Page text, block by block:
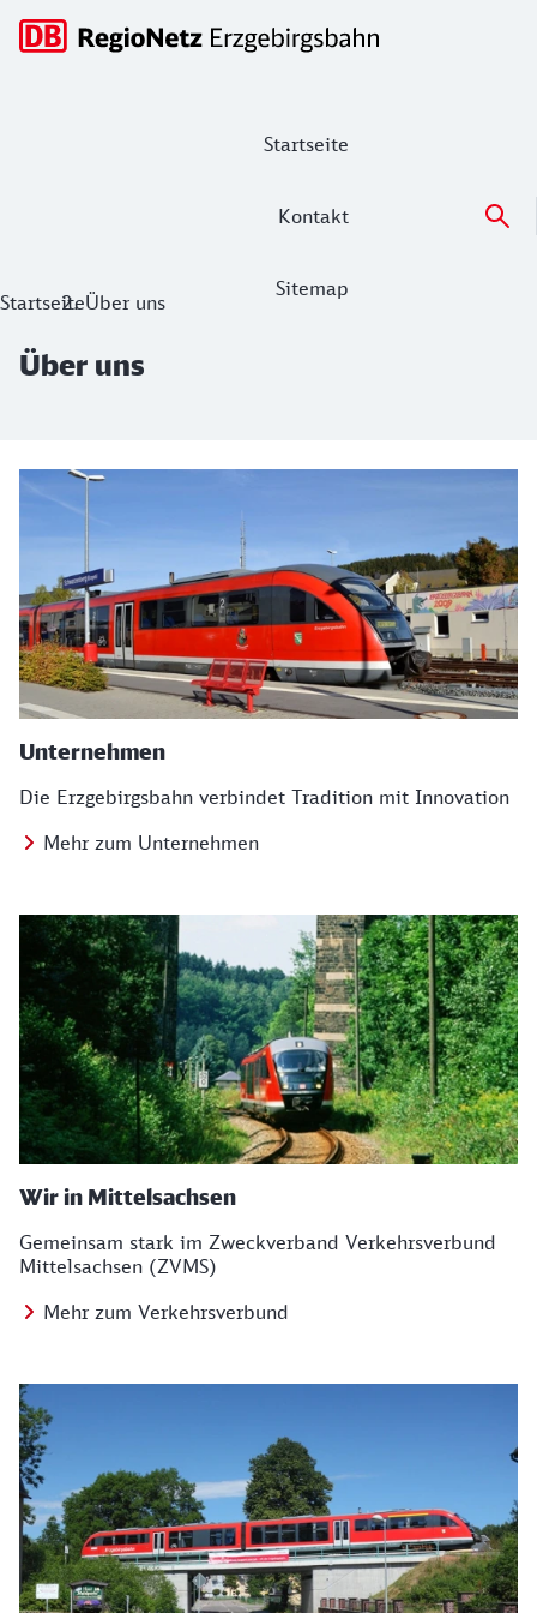
Startseite
Kontakt
Sitemap
Hauptnavigation
Über uns
StartseiteÜber uns
Über uns
Unternehmen
Die Erzgebirgsbahn verbindet Tradition mit Innovation
Mehr zum Unternehmen
Wir in Mittelsachsen
Gemeinsam stark im Zweckverband Verkehrsverbund
Mittelsachsen (ZVMS)
Mehr zum Verkehrsverbund